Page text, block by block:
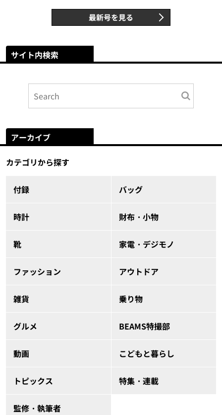
最新号を見る
サイト内検索
アーカイブ
カテゴリから探す
付録 バッグ
時計 財布・小物
靴 家電・デジモノ
ファッション アウトドア
雑貨 乗り物
グルメ BEAMS特撮部
動画 こどもと暮らし
トピックス 特集・連載
監修・執筆者